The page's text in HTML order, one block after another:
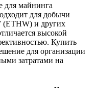
для майнинга
для добычи
(ETHW) и других
высокой
Купить
для организации
затратами на